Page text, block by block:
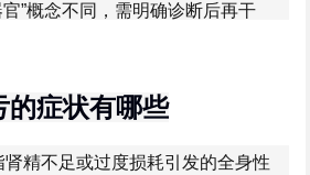
”概念不同，需明确诊断后再干
的症状有哪些
精不足或过度损耗引发的全身性